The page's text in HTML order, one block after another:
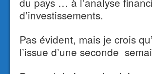
d’investissements.
Pas évident, mais je crois
l’issue d’une seconde